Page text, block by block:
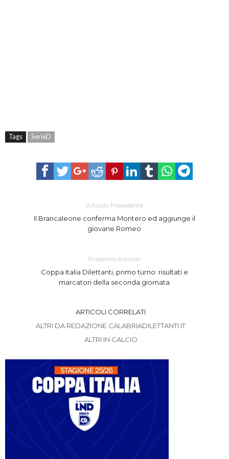
Tags SerieD
Articolo Precedente
Il Brancaleone conferma Montero ed aggiunge il
giovane Romeo
Prossimo Articolo
Coppa Italia Dilettanti, primo turno: risultati e
marcatori della seconda giornata
ARTICOLI CORRELATI
ALTRI DA REDAZIONE CALABRIADILETTANTI.IT
ALTRI IN CALCIO